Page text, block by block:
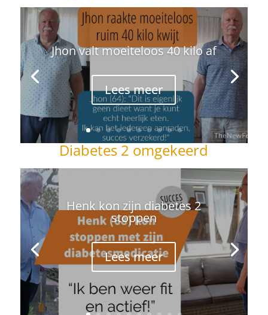
Jhon valt moeiteloos 40 kilo af
Lees meer
Diabetes 2 omgekeerd
Henk kon zijn diabetes 2
stoppen
Lees meer